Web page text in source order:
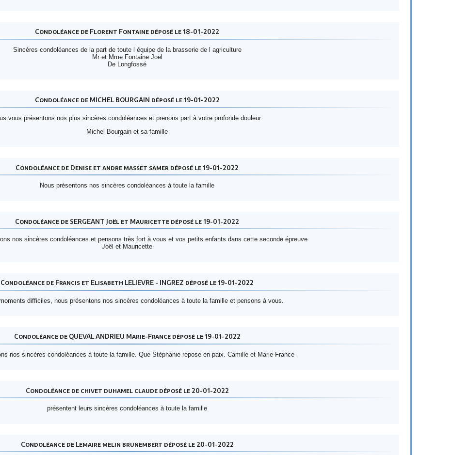
Condoléance de Florent Fontaine déposé le 18-01-2022
Sincères condoléances de la part de toute l équipe de la brasserie de l agriculture
Mr et Mme Fontaine Joël
De Longfossé
Condoléance de MICHEL BOURGAIN déposé le 19-01-2022
vous présentons nos plus sincères condoléances et prenons part à votre profonde douleur.
Michel Bourgain et sa famille
Condoléance de Denise et andre masset samer déposé le 19-01-2022
Nous présentons nos sincères condoléances à toute la famille
Condoléance de SERGEANT Joël et Mauricette déposé le 19-01-2022
nos sincères condoléances et pensons très fort à vous et vos petits enfants dans cette seconde épreuve
Joël et Mauricette
Condoléance de Francis et Elisabeth LELIEVRE - INGREZ déposé le 19-01-2022
difficiles, nous présentons nos sincères condoléances à toute la famille et pensons à vous.
Condoléance de QUEVAL ANDRIEU Marie-France déposé le 19-01-2022
nos sincères condoléances à toute la famille. Que Stéphanie repose en paix. Camille et Marie-France
Condoléance de chivet duhamel claude déposé le 20-01-2022
présentent leurs sincères condoléances à toute la famille
Condoléance de Lemaire melin brunembert déposé le 20-01-2022